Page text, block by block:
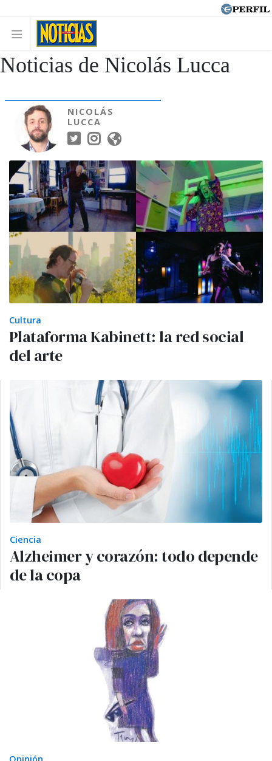
Noticias de Nicolás Lucca
NICOLÁS
LUCCA
Cultura
Plataforma Kabinett: la red social
del arte
Ciencia
Alzheimer y corazón: todo depende
de la copa